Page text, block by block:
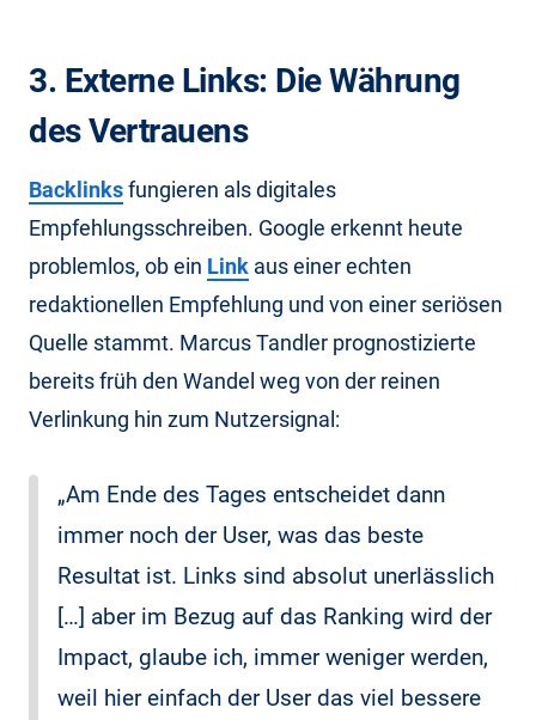
3. Externe Links: Die Währung
des Vertrauens
Backlinksfungieren als digitales
Empfehlungsschreiben. Google erkennt heute
problemlos, ob ein Link aus einer echten
redaktionellen Empfehlung und von einer seriösen
Quelle stammt. Marcus Tandler prognostizierte
bereits früh den Wandel weg von der reinen
Verlinkung hin zum Nutzersignal:
„Am Ende des Tages entscheidet dann
immer noch der User, was das beste
Resultat ist. Links sind absolut unerlässlich
[…] aber im Bezug auf das Ranking wird der
Impact, glaube ich, immer weniger werden,
weil hier einfach der User das viel bessere